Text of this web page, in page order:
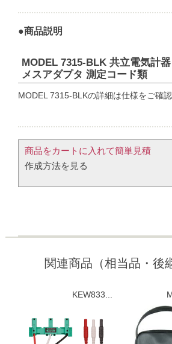
●商品説明
MODEL 7315-BLK 共立電気計
メスアダプタ 測定コード類
MODEL 7315-BLKの詳細は仕様をご確認
商品をカートに入れて簡単見積​
作成方法を見る​​
関連商品（相当品・後
KEW833...